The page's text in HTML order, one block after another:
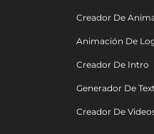
Creador De
Animación De
Creador De Intro
Generador De
Creador De